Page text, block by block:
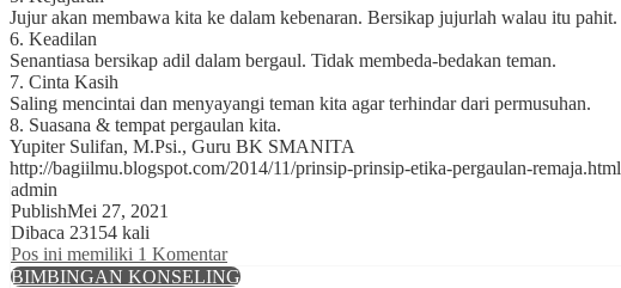
Jujur akan membawa kita ke dalam kebenaran. Bersikap jujurlah walau itu pahit.
6. Keadilan
Senantiasa bersikap adil dalam bergaul. Tidak membeda-bedakan teman.
7. Cinta Kasih
Saling mencintai dan menyayangi teman kita agar terhindar dari permusuhan.
8. Suasana & tempat pergaulan kita.
Yupiter Sulifan, M.Psi., Guru BK SMANITA
http://bagiilmu.blogspot.com/2014/11/prinsip-prinsip-etika-pergaulan-remaja.html
admin
PublishMei 27, 2021
Dibaca 23154 kali
Pos ini memiliki 1 Komentar
BIMBINGAN KONSELING